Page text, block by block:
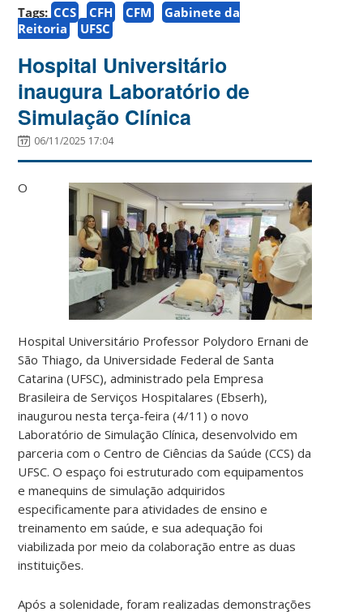
Tags: CCS CFH CFM
Gabinete da
Reitoria
UFSC
Hospital Universitário
inaugura Laboratório de
Simulação Clínica
06/11/2025 17:04
O
Hospital Universitário Professor Polydoro Ernani de
São Thiago, da Universidade Federal de Santa
Catarina (UFSC), administrado pela Empresa
Brasileira de Serviços Hospitalares (Ebserh),
inaugurou nesta terça-feira (4/11) o novo
Laboratório de Simulação Clínica, desenvolvido em
parceria com o Centro de Ciências da Saúde (CCS) da
UFSC. O espaço foi estruturado com equipamentos
e manequins de simulação adquiridos
especificamente para atividades de ensino e
treinamento em saúde, e sua adequação foi
viabilizada por meio da colaboração entre as duas
instituições.
Após a solenidade, foram realizadas demonstrações